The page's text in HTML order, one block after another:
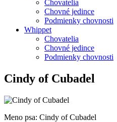
Chovatelia
Chovné jedince
Podmienky chovnosti
Whippet
Chovatelia
Chovné jedince
Podmienky chovnosti
Cindy of Cubadel
Meno psa: Cindy of Cubadel